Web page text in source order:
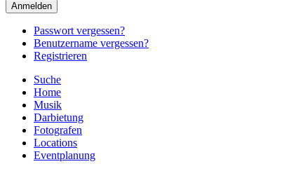
Anmelden
Passwort vergessen?
Benutzername vergessen?
Registrieren
Suche
Home
Musik
Darbietung
Fotografen
Locations
Eventplanung